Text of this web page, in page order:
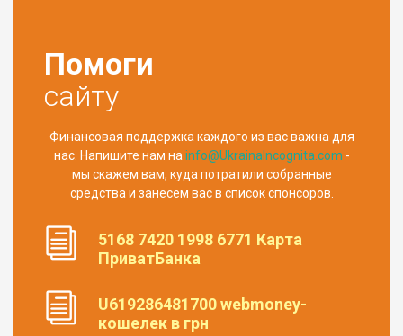
Помоги
сайту
Финансовая поддержка каждого из вас важна для
нас. Напишите нам наinfo@UkrainaIncognita.com -
мы скажем вам, куда потратили собранные
средства и занесем вас в список спонсоров.
5168 7420 1998 6771 Карта
ПриватБанка
U619286481700 webmoney-
кошелек в грн